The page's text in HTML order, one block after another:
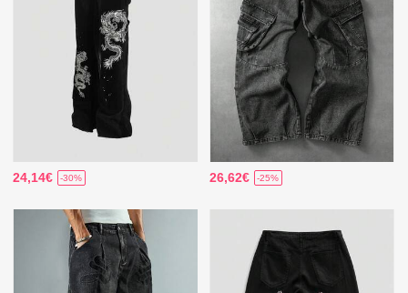
24,14€ -30% 26,62€ -25%